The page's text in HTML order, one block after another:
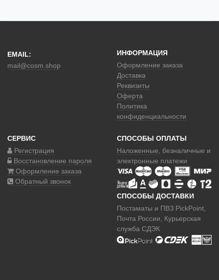
EMAIL:
mail@cosm.shop
ИНФОРМАЦИЯ
Оформление заказа
Доставка
Реквизиты
Оферта
Политика
конфиденциальности
СЕРВИС
Регистрация
Восстановление пароля
Оформление заказа
Обратный звонок
СПОСОБЫ ОПЛАТЫ
Наложенные , безналичные и
электронные платежи
СПОСОБЫ ДОСТАВКИ
Постаматы и ПВЗ PickPoint,
Почта России, Курьерская
служба СДЭК